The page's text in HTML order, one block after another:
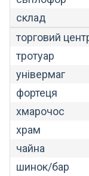
склад
торговий
тротуар
універмаг
фортеця
хмарочос
храм
чайна
шинок/бар